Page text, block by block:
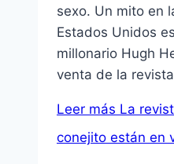
sexo. Un mito en
Estados Unidos
millonario Hugh
venta de la
Leer más La
conejito están en